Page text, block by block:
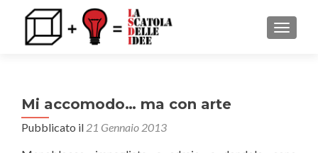
Mi accomodo… ma con arte
Pubblicato il 21 Gennaio 2013